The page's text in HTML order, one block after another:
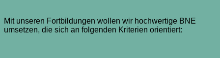
Mit unseren Fortbildungen wollen wir hochwertige BNE
umsetzen, die sich an folgenden Kriterien orientiert: